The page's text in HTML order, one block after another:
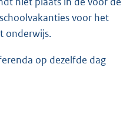
voor het
onderwijs.
op dezelfde dag